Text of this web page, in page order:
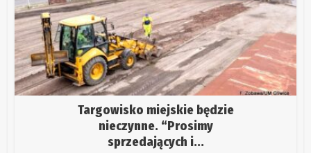
Targowisko miejskie będzie
nieczynne. “Prosimy
sprzedających i...